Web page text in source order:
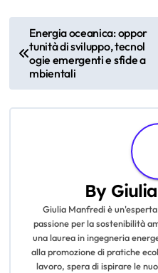
o
s
t
Energia oceanica: oppor
tunità di sviluppo, tecnol
ogie emergenti e sfide a
mbientali
By
Giulia Manfredi è
passione per la sostenibilità
una laurea in ingegneria
alla promozione di pratiche
lavoro, spera di ispirare le